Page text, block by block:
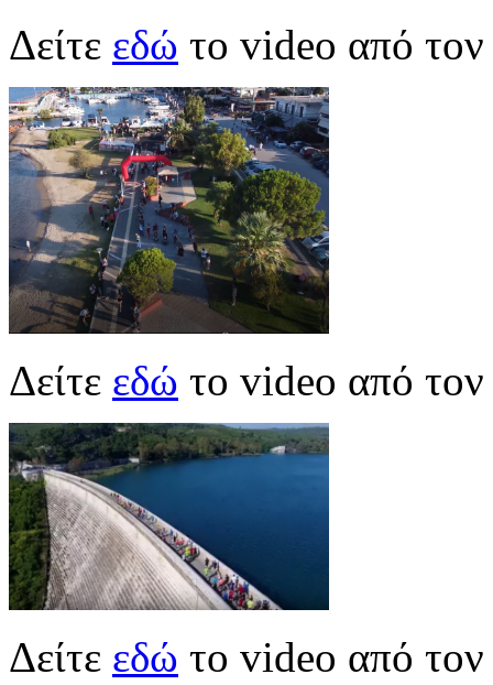
Δείτε εδώ το video από
Δείτε εδώ το video από
Δείτε εδώ το video από